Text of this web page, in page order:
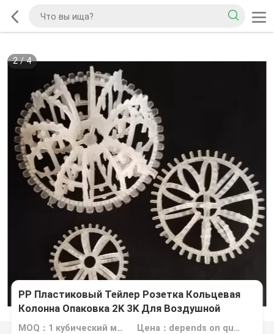
2/4
PP Пластиковый Тейлер Розетка Кольцевая
Колонна Опаковка 2K 3K Для Воздушной
Скраббинг Башни
MOQ：1 кубический метр Цена：depends on quantity